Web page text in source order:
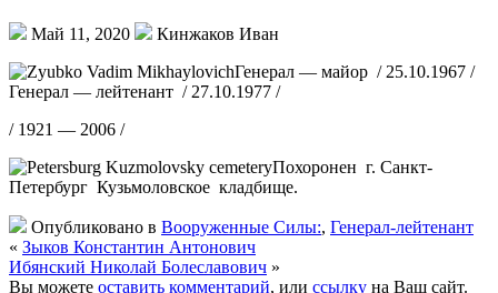
Май 11, 2020
Кинжаков Иван
Генерал — майор / 25.10.1967 /
Генерал — лейтенант / 27.10.1977 /
/ 1921 — 2006 /
Похоронен г. Санкт-
Петербург Кузьмоловское кладбище.
Опубликовано в Вооруженные Силы:, Генерал-лейтенант
« Зыков Константин Антонович
Ибянский Николай Болеславович »
Вы можете оставить комментарий, или ссылку на Ваш сайт.